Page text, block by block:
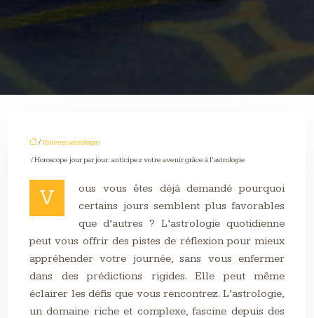
/Univers astrologie
/ Horoscope jour par jour: anticipez votre avenir grâce à l’astrologie
V
ous vous êtes déjà demandé pourquoi
certains jours semblent plus favorables
que d’autres ? L’astrologie quotidienne
peut vous offrir des pistes de réflexion pour mieux
appréhender votre journée, sans vous enfermer
dans des prédictions rigides. Elle peut même
éclairer les défis que vous rencontrez. L’astrologie,
un domaine riche et complexe, fascine depuis des